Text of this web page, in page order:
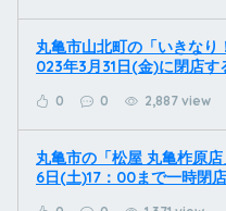
丸亀市山北町の「いきな
023年3月31日(金)に閉店す
0 0 2,887 view
丸亀市の「松屋 丸亀柞原
6日(土)17：00まで一時閉